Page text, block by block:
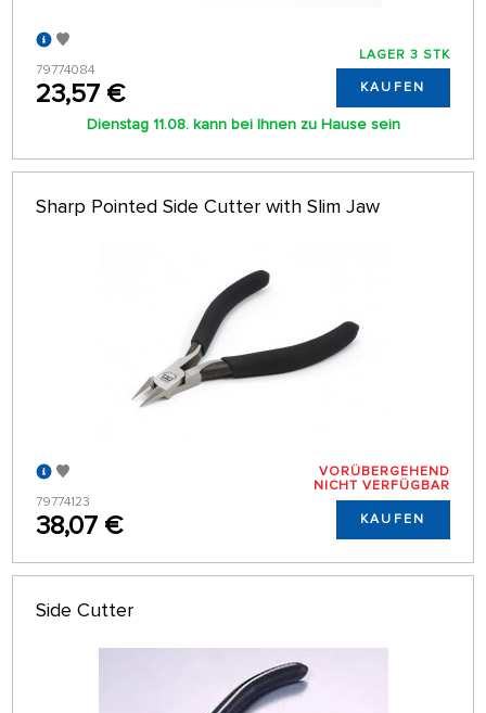
79774084
23,57 €
LAGER 3 STK
KAUFEN
Dienstag 11.08. kann bei Ihnen zu Hause sein
Sharp Pointed Side Cutter with Slim Jaw
79774123
38,07 €
VORÜBERGEHEND
NICHT VERFÜGBAR
KAUFEN
Side Cutter